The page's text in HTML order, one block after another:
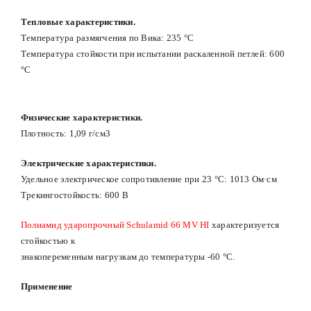
Тепловые характеристики.
Температура размягчения по Вика: 235 °С
Температура стойкости при испытании раскаленной петлей: 600
°С
Физические характеристики.
Плотность: 1,09 г/см3
Электрические характеристики.
Удельное электрическое сопротивление при 23 °С: 1013 Ом·см
Трекингостойкость: 600 В
Полиамид ударопрочный Schulamid 66 MV HI характеризуется
стойкостью к
знакопеременным нагрузкам до температуры -60 °С.
Применение